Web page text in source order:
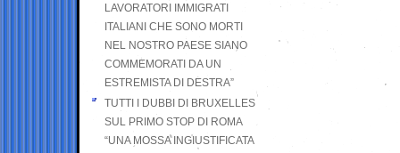
LAVORATORI IMMIGRATI
ITALIANI CHE SONO MORTI
NEL NOSTRO PAESE SIANO
COMMEMORATI DA UN
ESTREMISTA DI DESTRA”
TUTTI I DUBBI DI BRUXELLES
SUL PRIMO STOP DI ROMA
“UNA MOSSA INGIUSTIFICATA